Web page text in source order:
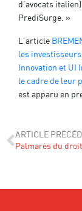
d’avocats
PrediSurge. »
L’article
les
Innovation et UI
le cadre de leur
est apparu en
ARTICLE